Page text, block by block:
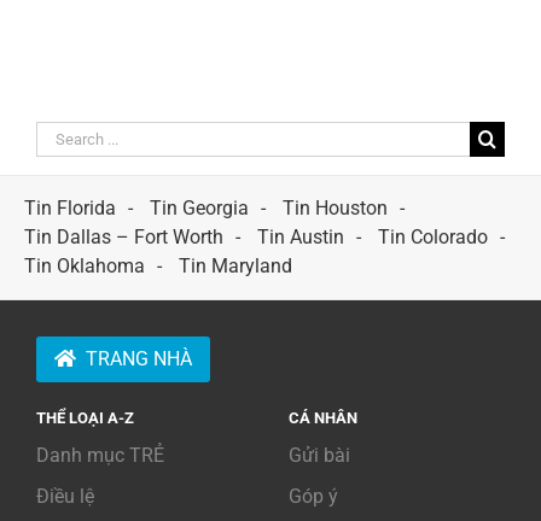
Search
for:
Tin Florida
Tin Georgia
Tin Houston
Tin Dallas – Fort Worth
Tin Austin
Tin Colorado
Tin Oklahoma
Tin Maryland
TRANG NHÀ
THỂ LOẠI A-Z
Danh mục TRẺ
Điều lệ
CÁ NHÂN
Gửi bài
Góp ý